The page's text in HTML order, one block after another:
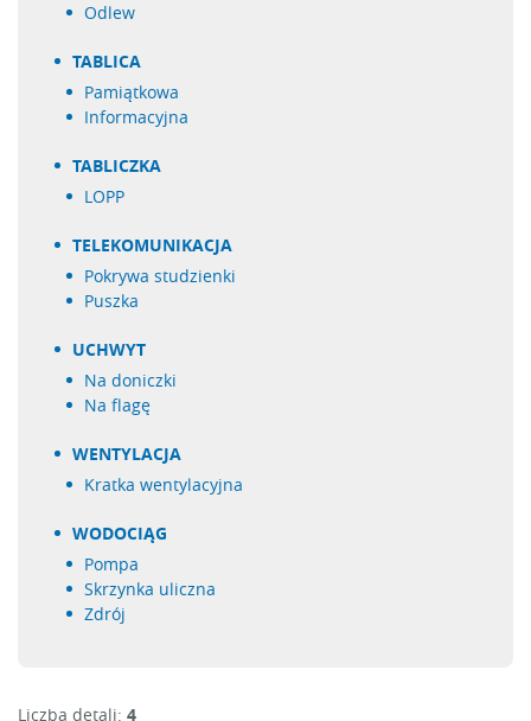
odlew
TABLICA
pamiątkowa
informacyjna
TABLICZKA
LOPP
TELEKOMUNIKACJA
pokrywa studzienki
puszka
UCHWYT
na doniczki
na flagę
WENTYLACJA
kratka wentylacyjna
WODOCIĄG
pompa
skrzynka uliczna
zdrój
Liczba detali: 4